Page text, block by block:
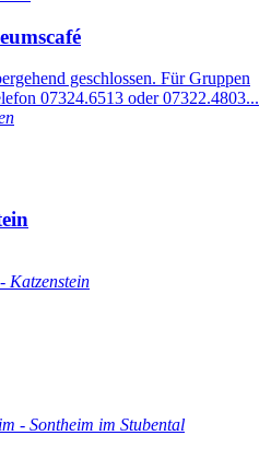
geschlossen. Für Gruppen
07324.6513 oder 07322.4803...
Katzenstein
- Sontheim im Stubental